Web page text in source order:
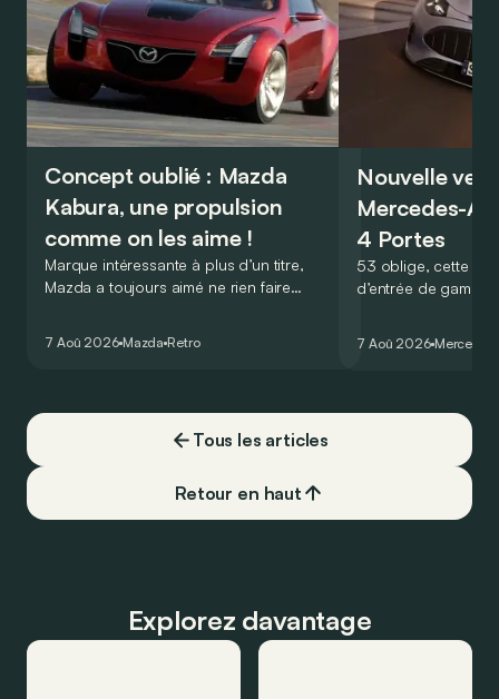
Concept oublié : Mazda
Kabura, une propulsion
comme on les aime !
Marque intéressante à plus d’un titre,
Mazda a toujours aimé ne rien faire
de la plus belle des manières…
7 Aoû 2026 Mazda Retro
Nouvelle
Mercedes-
4 Portes
53 oblige, cette
d’entrée de
moins…
7 Aoû 2026 Mercedes
Tous les articles
Retour en haut
Explorez davantage